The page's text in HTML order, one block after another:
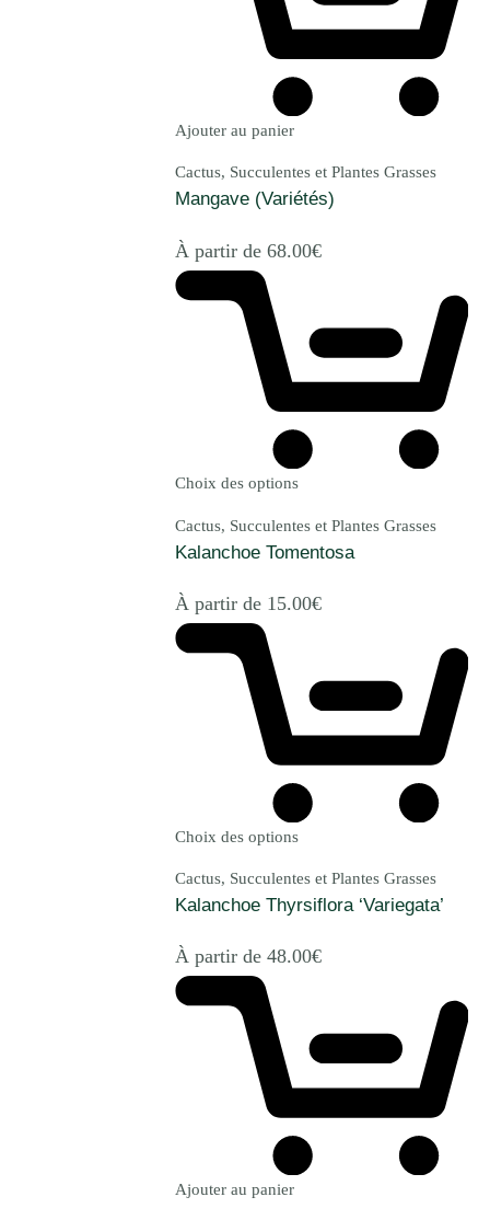
Ajouter au panier
Cactus, Succulentes et Plantes Grasses
Mangave (Variétés)
À partir de 68.00€
Choix des options
Cactus, Succulentes et Plantes Grasses
Kalanchoe Tomentosa
À partir de 15.00€
Choix des options
Cactus, Succulentes et Plantes Grasses
Kalanchoe Thyrsiflora ‘Variegata’
À partir de 48.00€
Ajouter au panier